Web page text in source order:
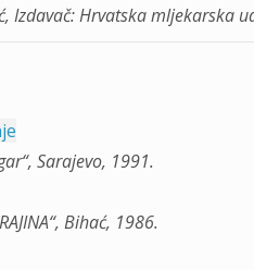
Izdavač: Hrvatska mljekarska
Sarajevo, 1991.
Bihać, 1986.